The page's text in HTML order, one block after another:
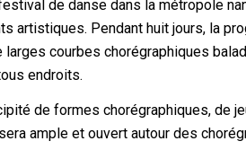
de danse dans la métropole
artistiques. Pendant huit jours, la
larges courbes chorégraphiques
endroits.
de formes chorégraphiques, de
ample et ouvert autour des